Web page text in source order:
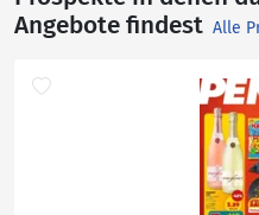
Angebote findest Alle